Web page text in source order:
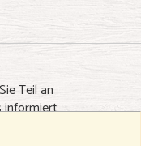
Teil an
informiert